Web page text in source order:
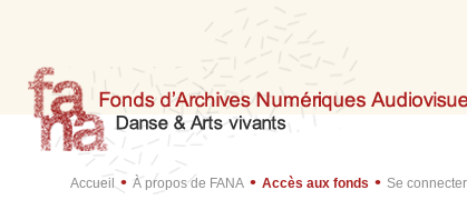
Accueil • À propos de FANA • Accès aux fonds • Se connecter